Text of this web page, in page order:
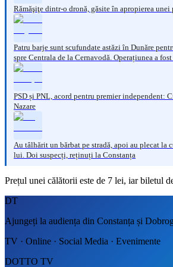
Rămăşiţe dintr-o dronă, găsite în apropierea
Patru barje sunt scufundate astăzi în Dunăre
spre Centrala de la Cernavodă. Operațiunea a
PSD și PNL, acord pentru premier independent:
Nazare
Au tâlhărit un bărbat pe stradă, apoi au plecat la
lui. Doi suspecți, reținuți la Constanța
Prețul unei călătorii este de 7 lei, iar biletul
DT
Ajungeți la audiența din Constanța și
TV · Online · Social Media · Evenimente
DOTTO TV